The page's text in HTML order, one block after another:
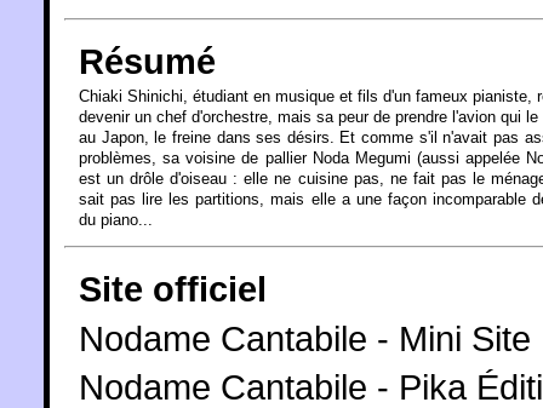
Résumé
Chiaki Shinichi, étudiant en musique et fils d'un fameux pianiste,
devenir un chef d'orchestre, mais sa peur de prendre l'avion qui le
au Japon, le freine dans ses désirs. Et comme s'il n'avait pas
problèmes, sa voisine de pallier Noda Megumi (aussi appelée
est un drôle d'oiseau : elle ne cuisine pas, ne fait pas le
sait pas lire les partitions, mais elle a une façon incomparable
du piano...
Site officiel
Nodame Cantabile - Mini Site
Nodame Cantabile - Pika